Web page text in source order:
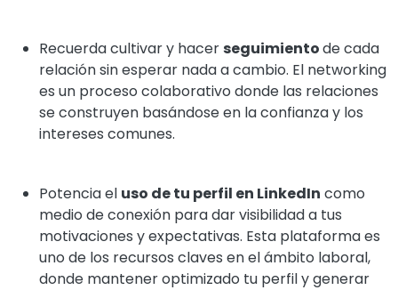
Recuerda cultivar y hacer seguimientode cada
relación sin esperar nada a cambio. El networking
es un proceso colaborativo donde las relaciones
se construyen basándose en la confianza y los
intereses comunes.
Potencia el uso de tu perfil en LinkedIn como
medio de conexión para dar visibilidad a tus
motivaciones y expectativas. Esta plataforma es
uno de los recursos claves en el ámbito laboral,
donde mantener optimizado tu perfil y generar